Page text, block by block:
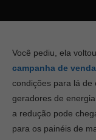
Você pediu, ela
campanha de
condições para lá de
geradores de
a redução pode
para os painéis de